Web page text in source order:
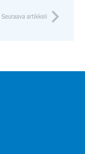
Seuraava artikkeli